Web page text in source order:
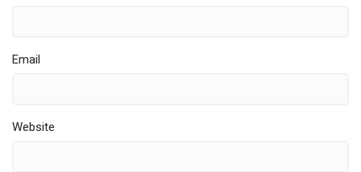
Email
Website